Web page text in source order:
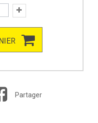
Partager